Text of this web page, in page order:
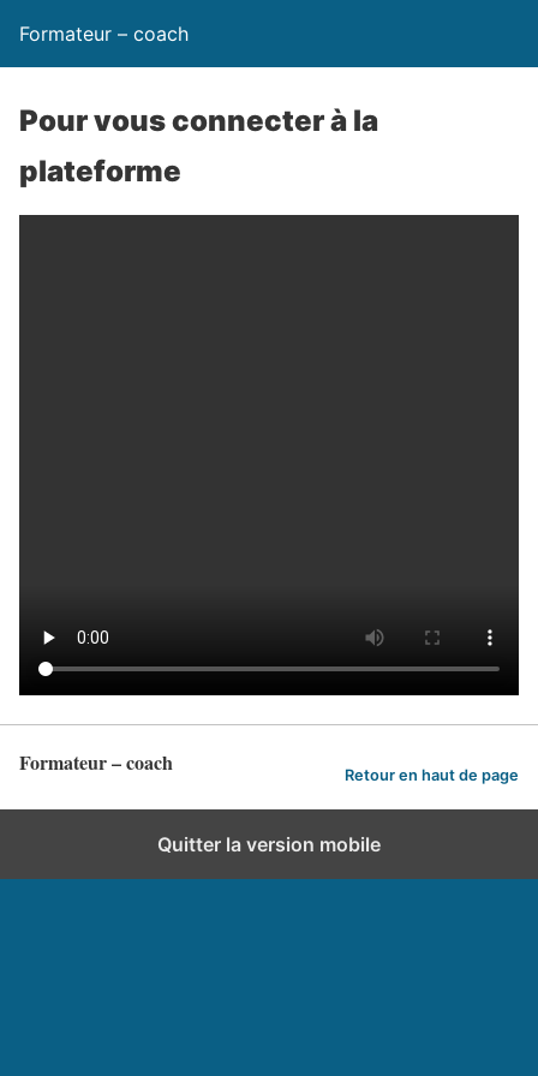
Formateur – coach
Pour vous connecter à la
plateforme
Formateur – coach Retour en haut de page
Quitter la version mobile